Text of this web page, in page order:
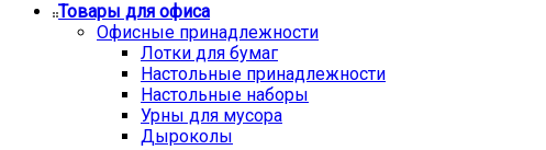
Товары для офиса
Офисные принадлежности
Лотки для бумаг
Настольные принадлежности
Настольные наборы
Урны для мусора
Дыроколы